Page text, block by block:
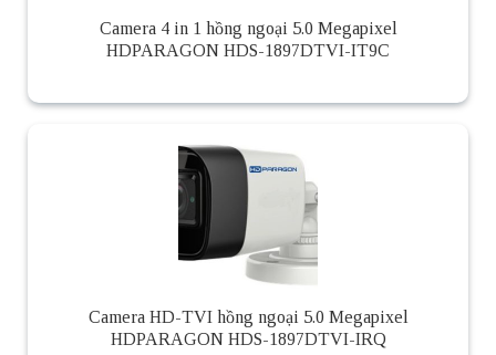
Camera 4 in 1 hồng ngoại 5.0 Megapixel
HDPARAGON HDS-1897DTVI-IT9C
Camera HD-TVI hồng ngoại 5.0 Megapixel
HDPARAGON HDS-1897DTVI-IRQ